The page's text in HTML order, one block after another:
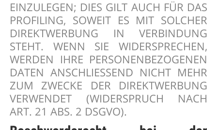
EINZULEGEN; DIES GILT AUCH FÜR DAS
PROFILING, SOWEIT ES MIT SOLCHER
DIREKTWERBUNG IN VERBINDUNG
STEHT. WENN SIE WIDERSPRECHEN,
WERDEN IHRE PERSONENBEZOGENEN
DATEN ANSCHLIESSEND NICHT MEHR
ZUM ZWECKE DER DIREKTWERBUNG
VERWENDET (WIDERSPRUCH NACH
ART. 21 ABS. 2 DSGVO).